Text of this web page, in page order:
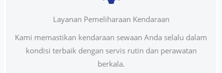
Layanan Pemeliharaan Kendaraan
Kami memastikan kendaraan sewaan Anda selalu dalam
kondisi terbaik dengan servis rutin dan perawatan
berkala.